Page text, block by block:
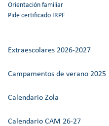
Orientación familiar
Pide certificado IRPF
Extraescolares 2026-2027
Campamentos de verano 2025
Calendario Zola
Calendario CAM 26-27